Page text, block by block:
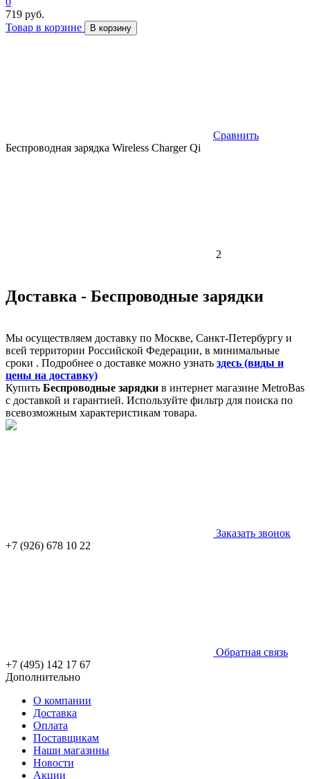
719 руб.
Товар в корзине
В корзину
Сравнить
Беспроводная зарядка Wireless Charger Qi
2
Доставка - Беспроводные зарядки
Мы осуществляем доставку по Москве, Санкт-Петербургу и
всей территории Российской Федерации, в минимальные
сроки . Подробнее о доставке можно узнать здесь (виды и
цены на доставку)
Купить Беспроводные зарядки в интернет магазине MetroBas
с доставкой и гарантией. Используйте фильтр для поиска по
всевозможным характеристикам товара.
Заказать звонок
+7 (926) 678 10 22
Обратная связь
+7 (495) 142 17 67
Дополнительно
О компании
Доставка
Оплата
Поставщикам
Наши магазины
Новости
Акции